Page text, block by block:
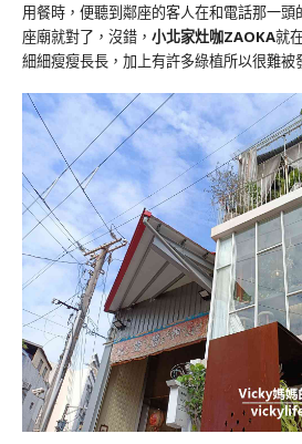
用餐時，便聽到鄰座的客人在和電話那一
座廟就對了，沒錯， 小北家灶咖ZAOKA就
細細瘦瘦長長，加上有許多綠植所以很難被